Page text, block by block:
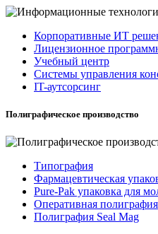
Корпоративные ИТ
Лицензионное
Учебный центр
Системы управления
IT-аутсорсинг
Полиграфическое производство
Типография
Фармацевтическая
Pure-Pak упаковка для
Оперативная полиграфия
Полиграфия Seal Mag